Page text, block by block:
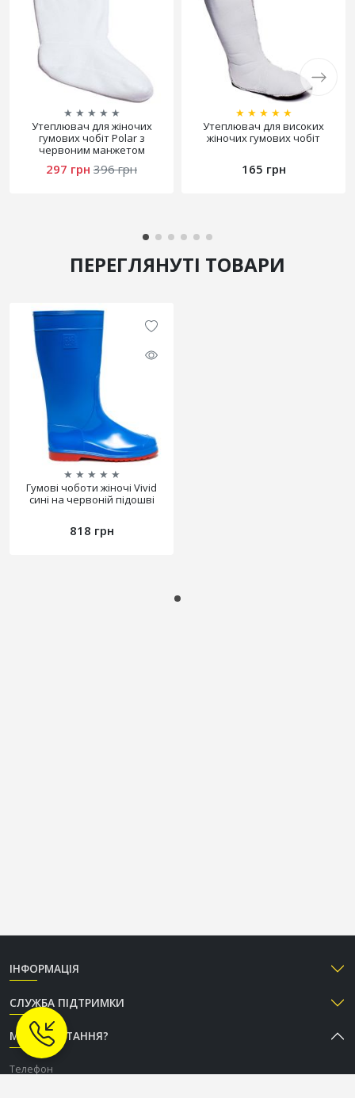
★ ★ ★ ★ ★
Утеплювач для жіночих
гумових чобіт Polar з
червоним манжетом
297 грн 396 грн
★ ★ ★ ★ ★
Утеплювач для високих
жіночих гумових чобіт
165 грн
ПЕРЕГЛЯНУТІ ТОВАРИ
★ ★ ★ ★ ★
Гумові чоботи жіночі Vivid
сині на червоній підошві
818 грн
ІНФОРМАЦІЯ
СЛУЖБА ПІДТРИМКИ
МАЄТЕ ПИТАННЯ?
Телефон